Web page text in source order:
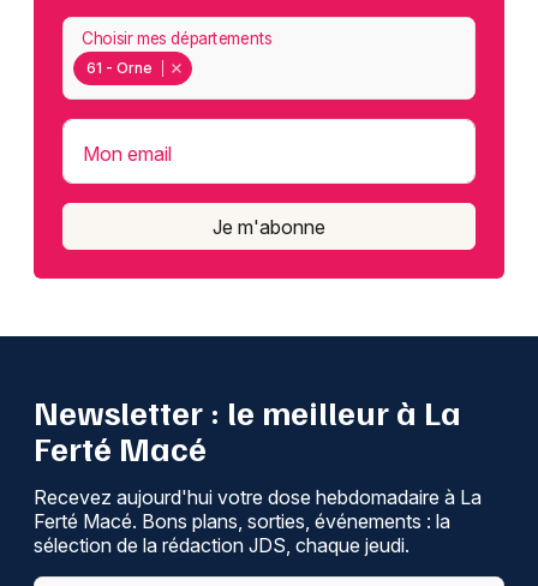
Spectacles
Concerts
Soirées
Sorties famille
Visites dans l' Orne
Visites en Basse-Normandie
Visites en Normandie
Nantes
Nice
Paris
Strasbourg
Toutes les villes
61 - Orne
Choisir mes départements
Mon email
Je m'abonne
Newsletter : le meilleur à La
Ferté Macé
Recevez aujourd'hui votre dose hebdomadaire à La
Ferté Macé. Bons plans, sorties, événements : la
sélection de la rédaction JDS, chaque jeudi.